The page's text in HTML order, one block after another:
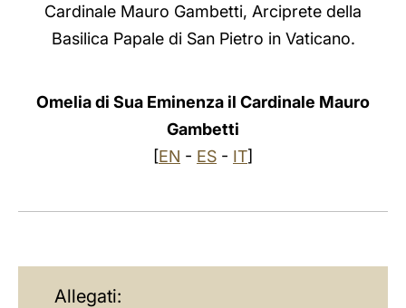
Cardinale Mauro Gambetti, Arciprete della
Basilica Papale di San Pietro in Vaticano.
Omelia di Sua Eminenza il Cardinale Mauro
Gambetti
[EN - ES - IT]
Allegati: